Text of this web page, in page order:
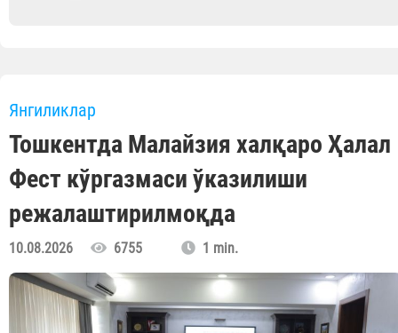
Янгиликлар
Тошкентда Малайзия халқаро Ҳалал
Фест кўргазмаси ўказилиши
режалаштирилмоқда
10.08.2026 6755 1 min.